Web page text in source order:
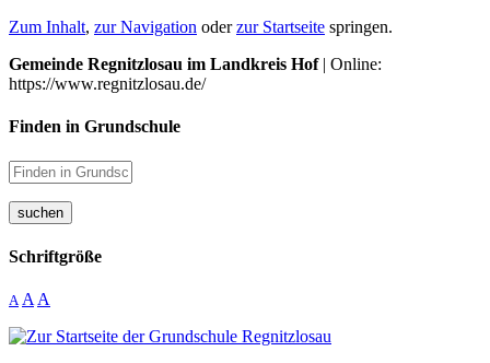
Zum Inhalt, zur Navigation oderzur Startseite springen.
Gemeinde Regnitzlosau im Landkreis Hof| Online:
https://www.regnitzlosau.de/
Finden in Grundschule
suchen
Schriftgröße
A A A